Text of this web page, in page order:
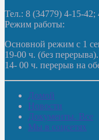
Тел.: 8 (34779) 4-15-
Режим работы:
Основной режим с 1
19-00 ч. (без
14- 00 ч. перерыв на
Домой
Новости
Документы. Все
Мы в соцсетях